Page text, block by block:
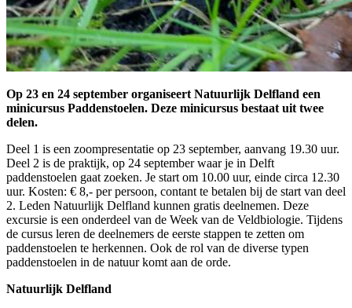
Op 23 en 24 september organiseert Natuurlijk Delfland een
minicursus Paddenstoelen. Deze minicursus bestaat uit twee
delen.
Deel 1 is een zoompresentatie op 23 september, aanvang 19.30 uur.
Deel 2 is de praktijk, op 24 september waar je in Delft
paddenstoelen gaat zoeken. Je start om 10.00 uur, einde circa 12.30
uur. Kosten: € 8,- per persoon, contant te betalen bij de start van deel
2. Leden Natuurlijk Delfland kunnen gratis deelnemen. Deze
excursie is een onderdeel van de Week van de Veldbiologie. Tijdens
de cursus leren de deelnemers de eerste stappen te zetten om
paddenstoelen te herkennen. Ook de rol van de diverse typen
paddenstoelen in de natuur komt aan de orde.
Natuurlijk Delfland